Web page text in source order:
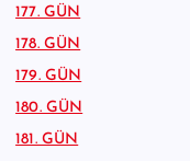
177. GÜN
178. GÜN
179. GÜN
180. GÜN
181. GÜN